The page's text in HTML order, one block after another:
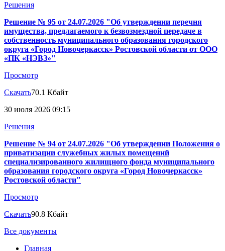
Решения
Решение № 95 от 24.07.2026 "Об утверждении перечня
имущества, предлагаемого к безвозмездной передаче в
собственность муниципального образования городского
округа «Город Новочеркасск» Ростовской области от ООО
«ПК «НЭВЗ»"
Просмотр
Скачать70.1 Кбайт
30 июля 2026 09:15
Решения
Решение № 94 от 24.07.2026 "Об утверждении Положения о
приватизации служебных жилых помещений
специализированного жилищного фонда муниципального
образования городского округа «Город Новочеркасск»
Ростовской области"
Просмотр
Скачать90.8 Кбайт
Все документы
Главная